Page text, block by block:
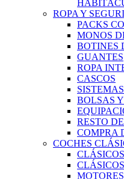
ROPA Y
PACKS
MONOS
BOTINES
GUANTES
ROPA
CASCOS
BOLSAS
RESTO
COMPRA
COCHES
MOTORES